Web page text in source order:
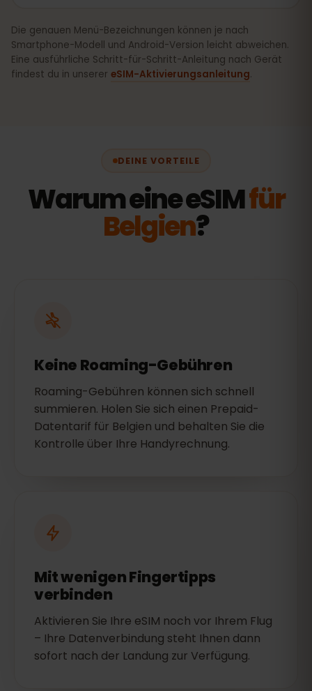
Die genauen Menü-Bezeichnungen können je nach
Smartphone-Modell und Android-Version leicht abweichen.
Eine ausführliche Schritt-für-Schritt-Anleitung nach Gerät
findest du in unserer eSIM-Aktivierungsanleitung.
DEINE VORTEILE
Warum eine eSIMfür
Belgien?
Keine Roaming-Gebühren
Roaming-Gebühren können sich schnell
summieren. Holen Sie sich einen Prepaid-
Datentarif für Belgien und behalten Sie die
Kontrolle über Ihre Handyrechnung.
Mit wenigen Fingertipps
verbinden
Aktivieren Sie Ihre eSIM noch vor Ihrem Flug
– Ihre Datenverbindung steht Ihnen dann
sofort nach der Landung zur Verfügung.